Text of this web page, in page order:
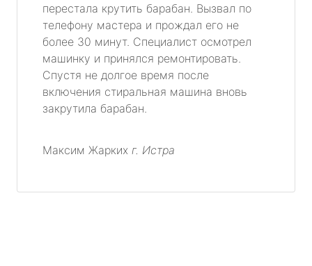
перестала крутить барабан. Вызвал по
телефону мастера и прождал его не
более 30 минут. Специалист осмотрел
машинку и принялся ремонтировать.
Спустя не долгое время после
включения стиральная машина вновь
закрутила барабан.
Максим Жарких г. Истра